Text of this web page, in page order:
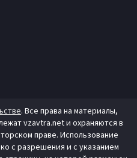
. Все права на материалы,
vzavtra.net и охраняются в
праве. Использование
с разрешения и с указанием